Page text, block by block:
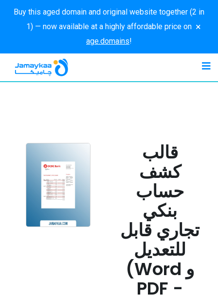
Buy this aged domain and original website together (2 in
1) — now available at a highly affordable price on
age.domains!
×
قالب
كشف
حساب
بنكي
تجاري قابل
للتعديل
(Word و
PDF -